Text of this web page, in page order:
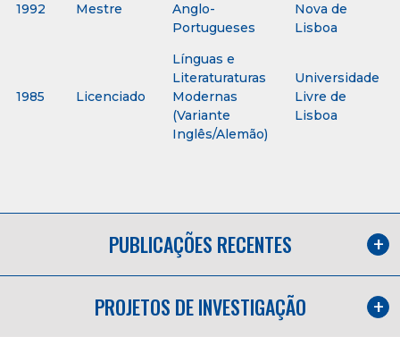
1992 Mestre
Anglo-
Portugueses
Nova de
Lisboa
1985 Licenciado
Línguas e
Literaturaturas
Modernas
(Variante
Inglês/Alemão)
Universidade
Livre de
Lisboa
PUBLICAÇÕES RECENTES
PROJETOS DE INVESTIGAÇÃO